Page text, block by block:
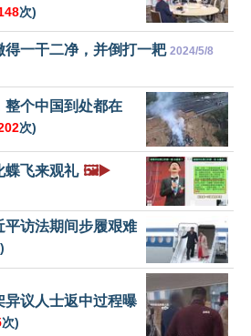
次)
得一干二净，并倒打一耙 2024/5/8
整个中国到处都在
次)
蝶飞来观礼 🖼️▶️
平访法期间步履艰难
异议人士返中过程曝
次)